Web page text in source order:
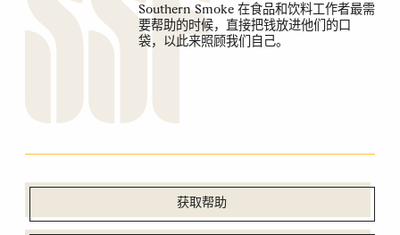
Southern Smoke 在食品和饮料工作者最需
要帮助的时候，直接把钱放进他们的口
袋，以此来照顾我们自己。
获取帮助